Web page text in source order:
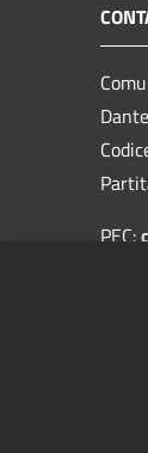
PEC: